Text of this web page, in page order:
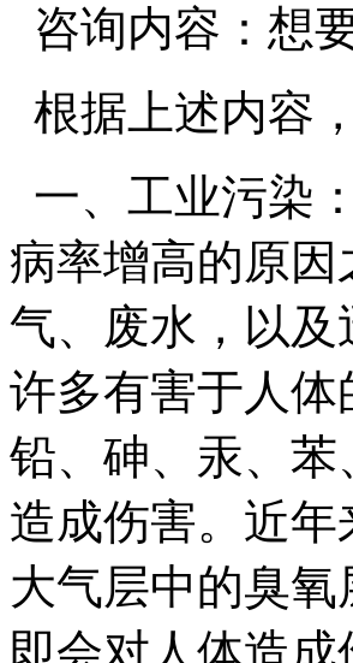
咨询内容：想
根据上述内容
一、工业污染
病率增高的原
气、废水，以
许多有害于人
铅、砷、汞、
造成伤害。近
大气层中的臭
即会对人体造